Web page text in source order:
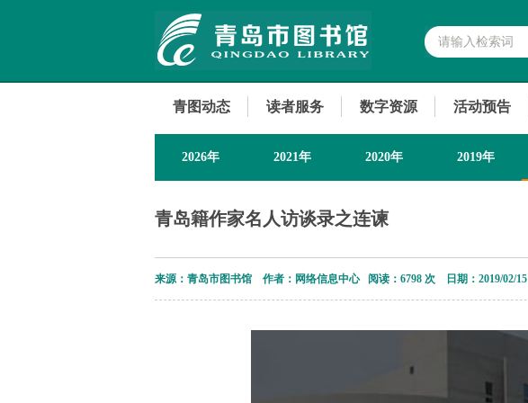
青图动态 读者服务 数字资源 活动预告
2026年 2021年 2020年 2019年
青岛籍作家名人访谈录之连谏
来源：青岛市图书馆 作者：网络信息中心 阅读： 6798 次 日期：2019/02/15